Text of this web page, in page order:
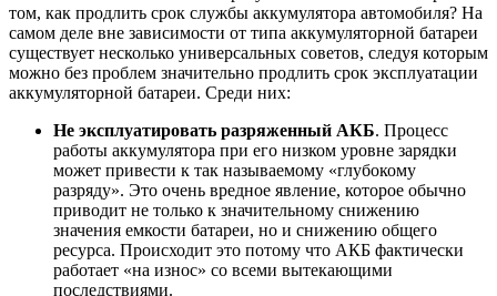
том, как продлить срок службы аккумулятора автомобиля? На
самом деле вне зависимости от типа аккумуляторной батареи
существует несколько универсальных советов, следуя которым
можно без проблем значительно продлить срок эксплуатации
аккумуляторной батареи. Среди них:
Не эксплуатировать разряженный АКБ. Процесс
работы аккумулятора при его низком уровне зарядки
может привести к так называемому «глубокому
разряду». Это очень вредное явление, которое обычно
приводит не только к значительному снижению
значения емкости батареи, но и снижению общего
ресурса. Происходит это потому что АКБ фактически
работает «на износ» со всеми вытекающими
последствиями.